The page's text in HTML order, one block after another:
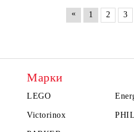
« 1 2 3
Марки
LEGO
Victorinox